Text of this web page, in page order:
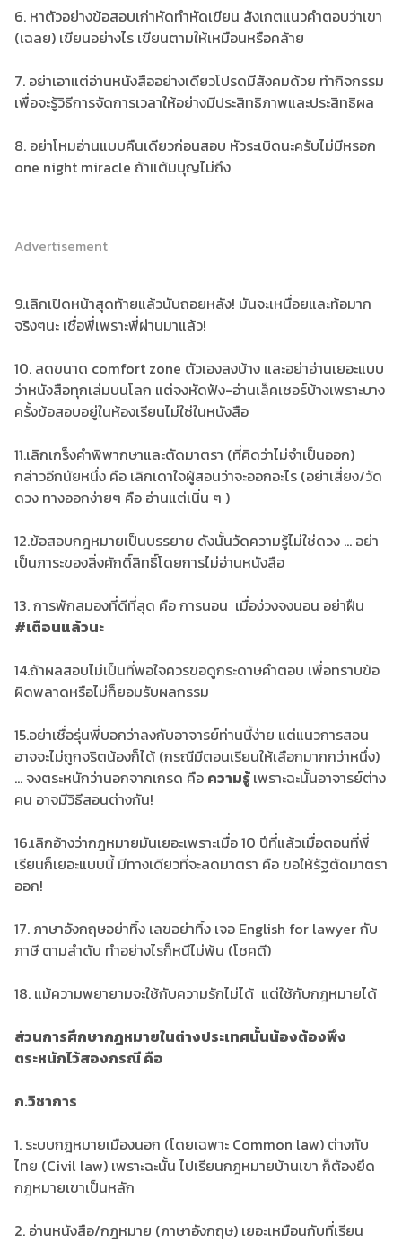
6. หาตัวอย่างข้อสอบเก่าหัดทำหัดเขียน สังเกตแนวคำตอบว่าเขา
(เฉลย) เขียนอย่างไร เขียนตามให้เหมือนหรือคล้าย
7. อย่าเอาแต่อ่านหนังสืออย่างเดียวโปรดมีสังคมด้วย ทำกิจกรรม
เพื่อจะรู้วิธีการจัดการเวลาให้อย่างมีประสิทธิภาพและประสิทธิผล
8. อย่าโหมอ่านแบบคืนเดียวก่อนสอบ หัวระเบิดนะครับไม่มีหรอก
one night miracle ถ้าแต้มบุญไม่ถึง
Advertisement
9.เลิกเปิดหน้าสุดท้ายแล้วนับถอยหลัง! มันจะเหนื่อยและท้อมาก
จริงๆนะ เชื่อพี่เพราะพี่ผ่านมาแล้ว!
10. ลดขนาด comfort zone ตัวเองลงบ้าง และอย่าอ่านเยอะแบบ
ว่าหนังสือทุกเล่มบนโลก แต่จงหัดฟัง-อ่านเล็คเชอร์บ้างเพราะบาง
ครั้งข้อสอบอยู่ในห้องเรียนไม่ใช่ในหนังสือ
11.เลิกเกร็งคำพิพากษาและตัดมาตรา (ที่คิดว่าไม่จำเป็นออก)
กล่าวอีกนัยหนึ่ง คือ เลิกเดาใจผู้สอนว่าจะออกอะไร (อย่าเสี่ยง/วัด
ดวง ทางออกง่ายๆ คือ อ่านแต่เนิ่น ๆ )
12.ข้อสอบกฎหมายเป็นบรรยาย ดังนั้นวัดความรู้ไม่ใช่ดวง ... อย่า
เป็นภาระของสิ่งศักดิ์สิทธิ์โดยการไม่อ่านหนังสือ
13. การพักสมองที่ดีที่สุด คือ การนอน เมื่อง่วงจงนอน อย่าฝืน
#เตือนแล้วนะ
14.ถ้าผลสอบไม่เป็นที่พอใจควรขอดูกระดาษคำตอบ เพื่อทราบข้อ
ผิดพลาดหรือไม่ก็ยอมรับผลกรรม
15.อย่าเชื่อรุ่นพี่บอกว่าลงกับอาจารย์ท่านนี้ง่าย แต่แนวการสอน
อาจจะไม่ถูกจริตน้องก็ได้ (กรณีมีตอนเรียนให้เลือกมากกว่าหนึ่ง)
... จงตระหนักว่านอกจากเกรด คือ ความรู้เพราะฉะนั้นอาจารย์ต่าง
คน อาจมีวิธีสอนต่างกัน!
16.เลิกอ้างว่ากฎหมายมันเยอะเพราะเมื่อ 10 ปีที่แล้วเมื่อตอนที่พี่
เรียนก็เยอะแบบนี้ มีทางเดียวที่จะลดมาตรา คือ ขอให้รัฐตัดมาตรา
ออก!
17. ภาษาอังกฤษอย่าทิ้ง เลขอย่าทิ้ง เจอ English for lawyer กับ
ภาษี ตามลำดับ ทำอย่างไรก็หนีไม่พ้น (โชคดี)
18. แม้ความพยายามจะใช้กับความรักไม่ได้ แต่ใช้กับกฎหมายได้
ส่วนการศึกษากฎหมายในต่างประเทศนั้นน้องต้องพึง
ตระหนักไว้สองกรณี คือ
ก.วิชาการ
1. ระบบกฎหมายเมืองนอก (โดยเฉพาะ Common law) ต่างกับ
ไทย (Civil law) เพราะฉะนั้น ไปเรียนกฎหมายบ้านเขา ก็ต้องยึด
กฎหมายเขาเป็นหลัก
2. อ่านหนังสือ/กฎหมาย (ภาษาอังกฤษ) เยอะเหมือนกับที่เรียน